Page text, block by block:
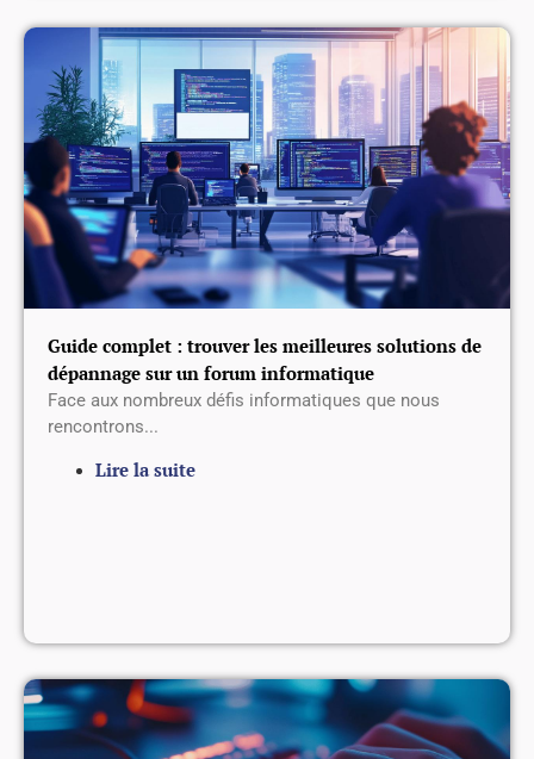
Guide complet : trouver les meilleures solutions de
dépannage sur un forum informatique
Face aux nombreux défis informatiques que nous
rencontrons...
Lire la suite